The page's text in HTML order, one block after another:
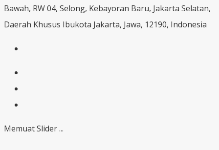
Bawah, RW 04, Selong, Kebayoran Baru, Jakarta Selatan,
Daerah Khusus Ibukota Jakarta, Jawa, 12190, Indonesia
Memuat Slider ...